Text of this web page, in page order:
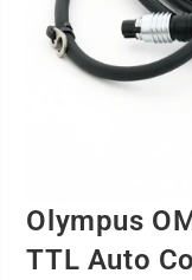
Olympus
TTL Auto